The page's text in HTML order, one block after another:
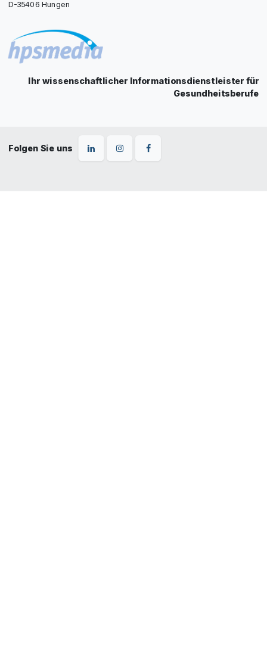
D-35406 Hungen
Ihr wissenschaftlicher Informationsdienstleister für
Gesundheitsberufe
Folgen Sie uns